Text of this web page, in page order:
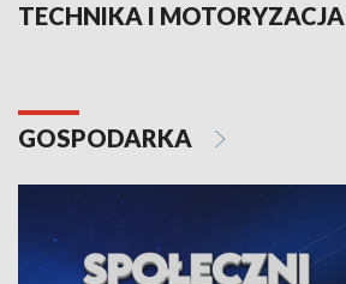
TECHNIKA I MOTORYZACJA
GOSPODARKA